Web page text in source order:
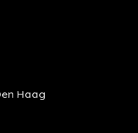
Haag